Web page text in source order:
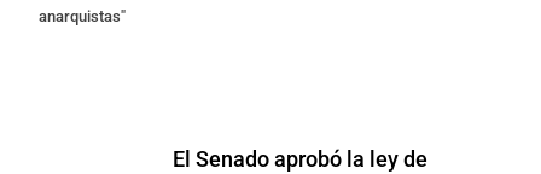
anarquistas"
El Senado aprobó la ley de